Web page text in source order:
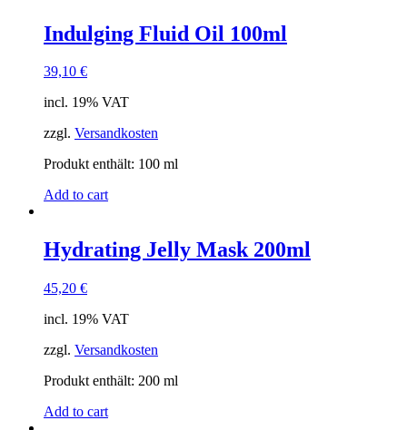
Indulging Fluid Oil 100ml
39,10 €
incl. 19% VAT
zzgl. Versandkosten
Produkt enthält: 100 ml
Add to cart
Hydrating Jelly Mask 200ml
45,20 €
incl. 19% VAT
zzgl. Versandkosten
Produkt enthält: 200 ml
Add to cart